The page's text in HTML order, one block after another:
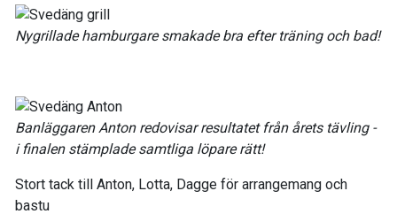
Nygrillade hamburgare smakade bra efter träning och bad!
Banläggaren Anton redovisar resultatet från årets tävling -
i finalen stämplade samtliga löpare rätt!
Stort tack till Anton, Lotta, Dagge för arrangemang och
bastu